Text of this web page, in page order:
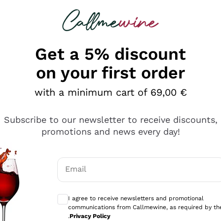
looking for
è male ma secondo me ci sono alternative che
Get a 5% discount
on your first order
with a minimum cart of 69,00 €
Subscribe to our newsletter to receive discounts,
promotions and news every day!
Email
I agree to receive newsletters and promotional
communications from Callmewine, as required by
.Privacy Policy